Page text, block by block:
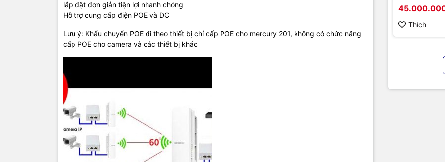
lắp đặt đơn giản tiện lợi nhanh chóng
Hỗ trợ cung cấp điện POE và DC
Lưu ý: Khẩu chuyển POE đi theo thiết bị chỉ cấp POE cho mercury 201, không có chức năng
cấp POE cho camera và các thiết bị khác
D5B86RB/
hình cao
chính hãng
Thích